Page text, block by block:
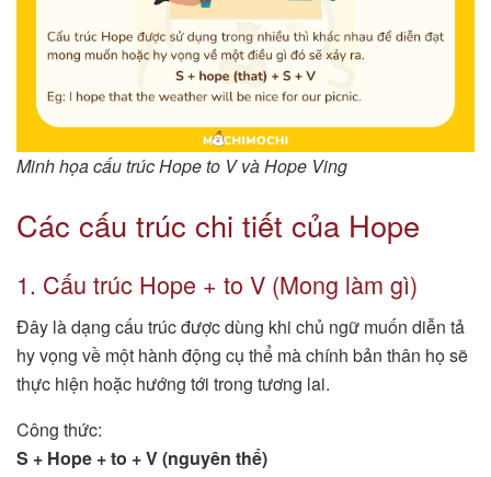
Minh họa cấu trúc Hope to V và Hope Ving
Các cấu trúc chi tiết của Hope
1. Cấu trúc Hope + to V (Mong làm gì)
Đây là dạng cấu trúc được dùng khi chủ ngữ muốn diễn tả
hy vọng về một hành động cụ thể mà chính bản thân họ sẽ
thực hiện hoặc hướng tới trong tương lai.
Công thức:
S + Hope + to + V (nguyên thể)